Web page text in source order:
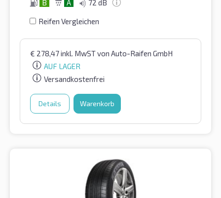
B A 72 dB
Reifen Vergleichen
€ 278,47inkl. MwSTvon Auto-Raifen GmbH
AUF LAGER
Versandkostenfrei
Details Warenkorb